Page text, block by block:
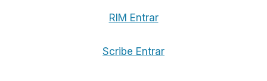
RIM Entrar
Scribe Entrar